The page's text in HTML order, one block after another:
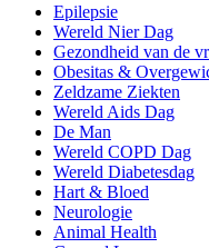
Epilepsie
Wereld Nier Dag
Gezondheid van de
Obesitas &
Zeldzame Ziekten
Wereld Aids Dag
De Man
Wereld COPD Dag
Wereld Diabetesdag
Hart & Bloed
Neurologie
Animal Health